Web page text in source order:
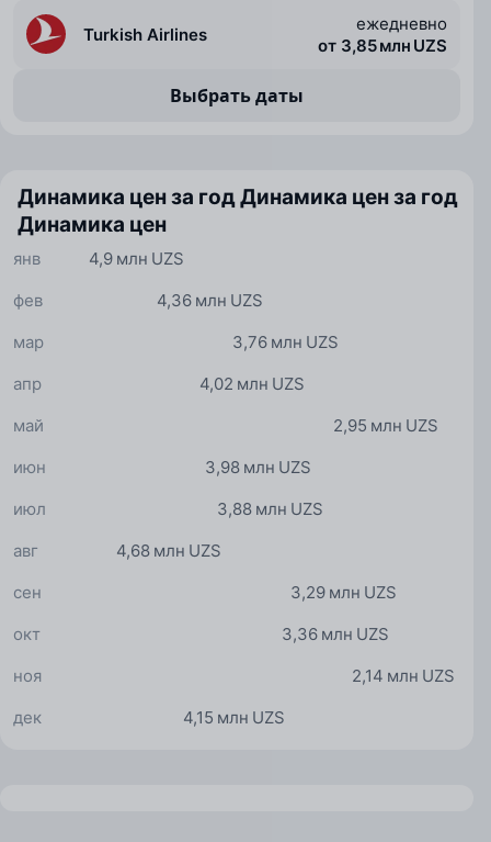
Turkish Airlines
ежедневно
от 3,85 млн UZS
Выбрать даты
Динамика цен за годДинамика цен за год
Динамика цен
4,9 млн UZS
янв
4,36 млн UZS
фев
3,76 млн UZS
мар
4,02 млн UZS
апр
2,95 млн UZS
май
3,98 млн UZS
июн
3,88 млн UZS
июл
4,68 млн UZS
авг
3,29 млн UZS
сен
3,36 млн UZS
окт
2,14 млн UZS
ноя
4,15 млн UZS
дек